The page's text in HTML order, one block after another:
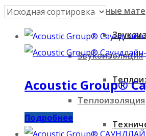
Изоляционные
Звукоизоляция
Теплоизоляция
Acoustic Group®
Подробнее